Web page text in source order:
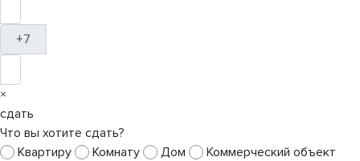
+7
×
сдать
Что вы хотите сдать?
Квартиру
Комнату Дом
Коммерческий объект